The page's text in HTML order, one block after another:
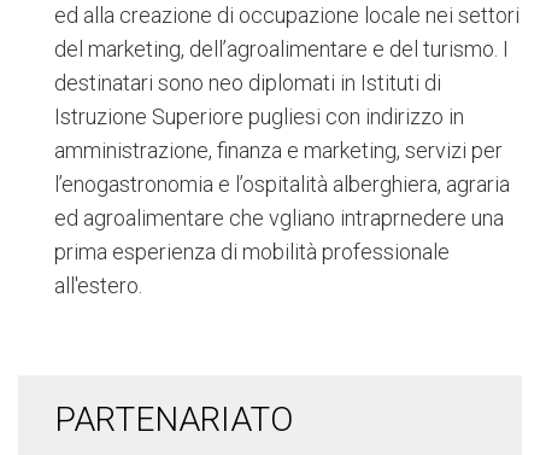
ed alla creazione di occupazione locale nei settori
del marketing, dell’agroalimentare e del turismo. I
destinatari sono neo diplomati in Istituti di
Istruzione Superiore pugliesi con indirizzo in
amministrazione, finanza e marketing, servizi per
l’enogastronomia e l’ospitalità alberghiera, agraria
ed agroalimentare che vgliano intraprnedere una
prima esperienza di mobilità professionale
all'estero.
PARTENARIATO